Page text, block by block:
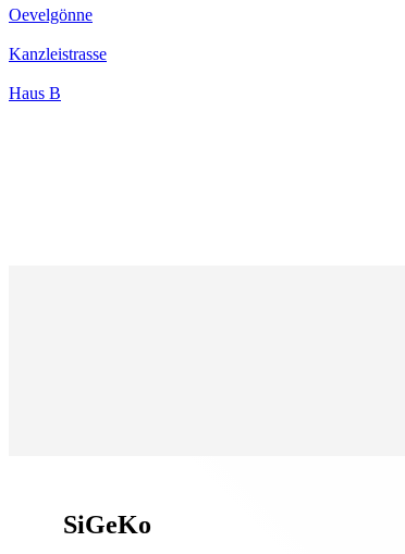
Oevelgönne
Kanzleistrasse
Haus B
SiGeKo